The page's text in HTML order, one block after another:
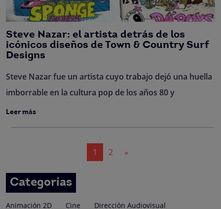
Steve Nazar: el artista detrás de los
icónicos diseños de Town & Country Surf
Designs
Steve Nazar fue un artista cuyo trabajo dejó una huella
imborrable en la cultura pop de los años 80 y
Leer más
entradas
1 2 »
Categorías
Animación 2D Cine Dirección Audiovisual